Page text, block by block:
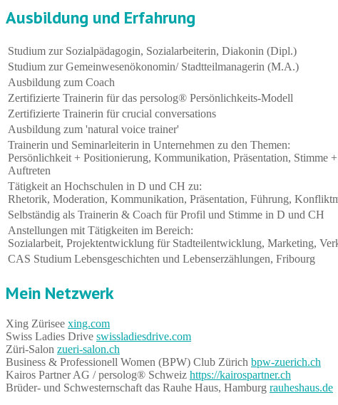
Ausbildung und Erfahrung
Studium zur Sozialpädagogin, Sozialarbeiterin, Diakonin (Dipl.)
Studium zur Gemeinwesenökonomin/ Stadtteilmanagerin (M.A.)
Ausbildung zum Coach
Zertifizierte Trainerin für das persolog® Persönlichkeits-Modell
Zertifizierte Trainerin für crucial conversations
Ausbildung zum 'natural voice trainer'
Trainerin und Seminarleiterin in Unternehmen zu den Themen:
Persönlichkeit + Positionierung, Kommunikation, Präsentation, Stimme
Auftreten
Tätigkeit an Hochschulen in D und CH zu:
Rhetorik, Moderation, Kommunikation, Präsentation, Führung,
Selbständig als Trainerin & Coach für Profil und Stimme in D und CH
Anstellungen mit Tätigkeiten im Bereich:
Sozialarbeit, Projektentwicklung für Stadteilentwicklung, Marketing,
CAS Studium Lebensgeschichten und Lebenserzählungen, Fribourg
Mein Netzwerk
Xing Zürisee xing.com
Swiss Ladies Drive swissladiesdrive.com
Züri-Salon zueri-salon.ch
Business & Professionell Women (BPW) Club Zürich bpw-zuerich.ch
Kairos Partner AG / persolog® Schweiz https://kairospartner.ch
Brüder- und Schwesternschaft das Rauhe Haus, Hamburg rauheshaus.de